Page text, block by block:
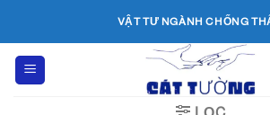
nội
dung
VẬT TƯ NGÀNH CHỐNG